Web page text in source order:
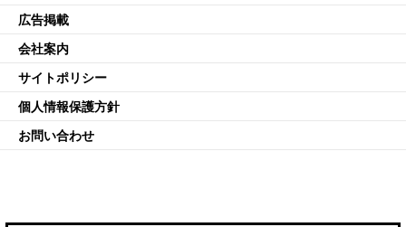
広告掲載
会社案内
サイトポリシー
個人情報保護方針
お問い合わせ